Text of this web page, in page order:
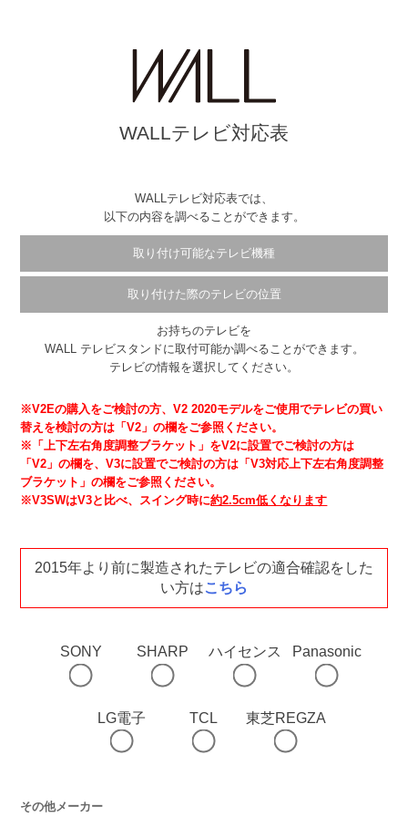
WALLテレビ対応表
WALLテレビ対応表では、
以下の内容を調べることができます。
取り付け可能なテレビ機種
取り付けた際のテレビの位置
お持ちのテレビを
WALL テレビスタンドに取付可能か調べることができます。
テレビの情報を選択してください。
※V2Eの購入をご検討の方、V2 2020モデルをご使用でテレビの買い
替えを検討の方は「V2」の欄をご参照ください。
※「上下左右角度調整ブラケット」をV2に設置でご検討の方は
「V2」の欄を、V3に設置でご検討の方は「V3対応上下左右角度調整
ブラケット」の欄をご参照ください。
※V3SWはV3と比べ、スイング時に約2.5cm低くなります
2015年より前に製造されたテレビの適合確認をした
い方はこちら
SONY SHARP ハイセンス Panasonic
LG電子 TCL 東芝REGZA
その他メーカー